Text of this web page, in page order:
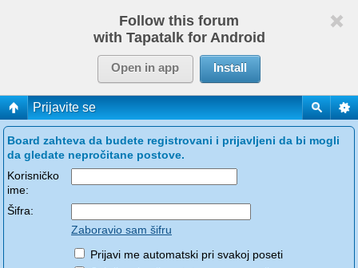
Follow this forum
with Tapatalk for Android
Open in app Install
Prijavite se
Board zahteva da budete registrovani i prijavljeni da bi mogli
da gledate nepročitane postove.
Korisničko
ime:
Šifra:
Zaboravio sam šifru
Prijavi me automatski pri svakoj poseti